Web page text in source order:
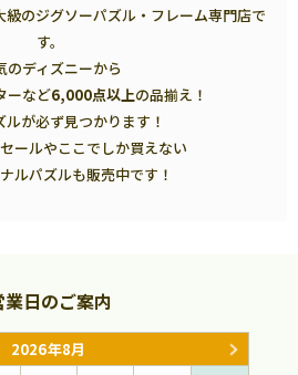
のジグソーパズル・フレーム専門店で
す。
のディズニーから
ーなど6,000点以上の品揃え！
ルが必ず見つかります！
ールやここでしか買えない
ルパズルも販売中です！
業日のご案内
2026年8月